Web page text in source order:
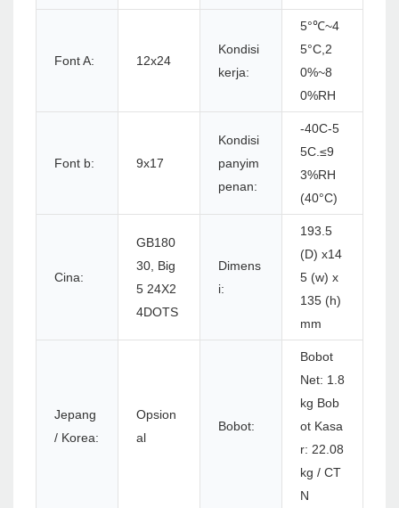
Font A: 12x24
Kondisi
kerja:
5°℃~4
5°C,2
0%~8
0%RH
Font b: 9x17
Kondisi
panyim
penan:
-40C-5
5C.≤9
3%RH
(40°C)
Cina:
GB180
30, Big
5 24X2
4DOTS
Dimens
i:
193.5
(D) x14
5 (w) x
135 (h)
mm
Jepang
/ Korea:
Opsion
al
Bobot:
Bobot
Net: 1.8
kg Bob
ot Kasa
r: 22.08
kg / CT
N